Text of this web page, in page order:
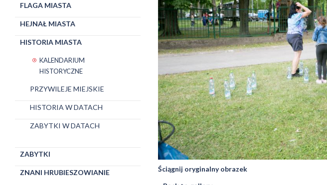
FLAGA MIASTA
HEJNAŁ MIASTA
HISTORIA MIASTA
KALENDARIUM
HISTORYCZNE
PRZYWILEJE MIEJSKIE
HISTORIA W DATACH
ZABYTKI W DATACH
ZABYTKI
ZNANI HRUBIESZOWIANIE
Ściągnij oryginalny obrazek